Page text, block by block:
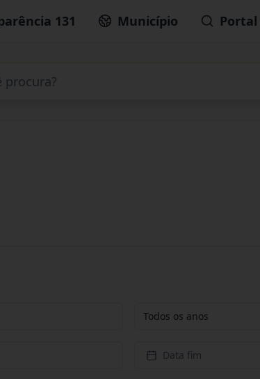
131 Município
Todos os anos
Data fim